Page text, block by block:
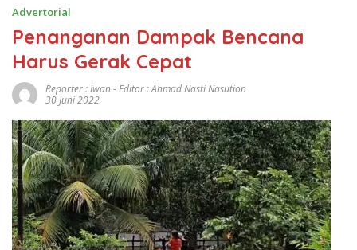
Advertorial
Penanganan Dampak Bencana
Harus Gerak Cepat
Reporter : Iwan - Editor : Ahmad Nasti Nasution
30 Juni 2022